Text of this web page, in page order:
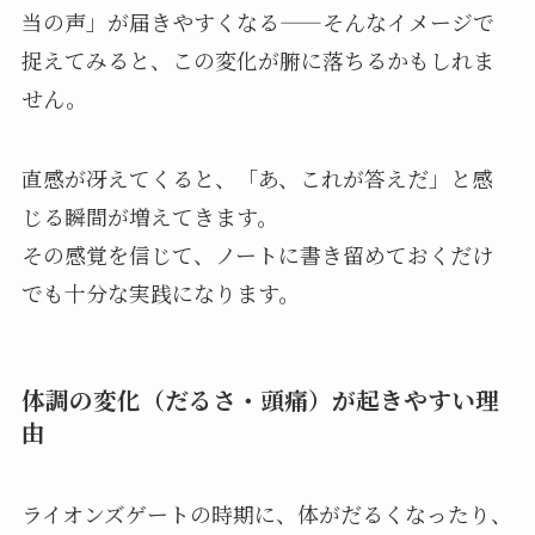
当の声」が届きやすくなる——そんなイメージで
捉えてみると、この変化が腑に落ちるかもしれま
せん。
直感が冴えてくると、「あ、これが答えだ」と感
じる瞬間が増えてきます。
その感覚を信じて、ノートに書き留めておくだけ
でも十分な実践になります。
体調の変化（だるさ・頭痛）が起きやすい理
由
ライオンズゲートの時期に、体がだるくなったり、